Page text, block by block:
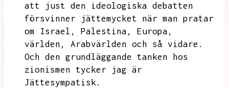
att just den ideologiska debatten
försvinner jättemycket när man pratar
om Israel,
Palestina,
Europa,
världen,
Arabvärlden och så vidare.
Och den grundläggande tanken hos
zionismen tycker jag är
Jättesympatisk.